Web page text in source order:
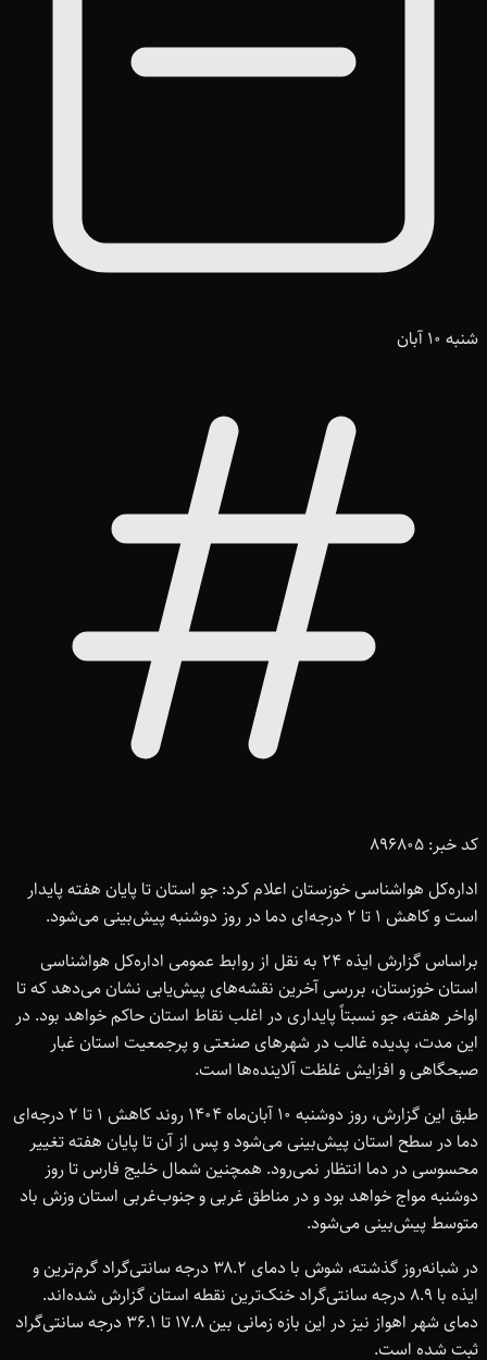
شنبه 10 آبان
کد خبر: 896805
اداره‌کل هواشناسی خوزستان اعلام کرد: جو استان تا پایان هفته پایدار
است و کاهش ۱ تا ۲ درجه‌ای دما در روز دوشنبه پیش‌بینی می‌شود.
براساس گزارش ایذه ۲۴ به نقل از روابط عمومی اداره‌کل هواشناسی
استان خوزستان، بررسی آخرین نقشه‌های پیش‌یابی نشان می‌دهد که تا
اواخر هفته، جو نسبتاً پایداری در اغلب نقاط استان حاکم خواهد بود. در
این مدت، پدیده غالب در شهرهای صنعتی و پرجمعیت استان غبار
صبحگاهی و افزایش غلظت آلاینده‌ها است.
طبق این گزارش، روز دوشنبه ۱۰ آبان‌ماه ۱۴۰۴ روند کاهش ۱ تا ۲ درجه‌ای
دما در سطح استان پیش‌بینی می‌شود و پس از آن تا پایان هفته تغییر
محسوسی در دما انتظار نمی‌رود. همچنین شمال خلیج فارس تا روز
دوشنبه مواج خواهد بود و در مناطق غربی و جنوب‌غربی استان وزش باد
متوسط پیش‌بینی می‌شود.
در شبانه‌روز گذشته، شوش با دمای ۳۸.۲ درجه سانتی‌گراد گرم‌ترین و
ایذه با ۸.۹ درجه سانتی‌گراد خنک‌ترین نقطه استان گزارش شده‌اند.
دمای شهر اهواز نیز در این بازه زمانی بین ۱۷.۸ تا ۳۶.۱ درجه سانتی‌گراد
ثبت شده است.